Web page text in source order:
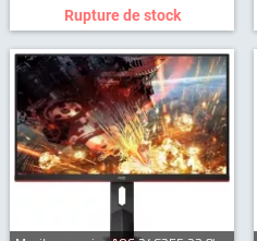
Rupture de stock